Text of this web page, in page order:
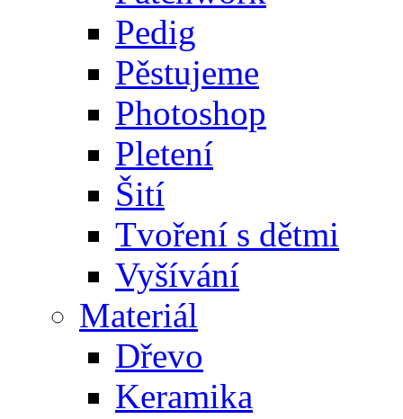
Pedig
Pěstujeme
Photoshop
Pletení
Šití
Tvoření s dětmi
Vyšívání
Materiál
Dřevo
Keramika